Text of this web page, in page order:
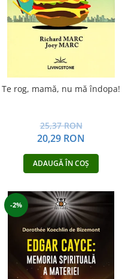
Te rog, mamă, nu mă îndopa!
25,37 RON
20,29 RON
ADAUGĂ ÎN COȘ
-2%